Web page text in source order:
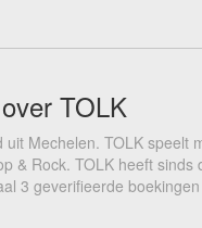
TOLK
uit Mechelen. TOLK speelt
& Rock. TOLK heeft sinds
3 geverifieerde